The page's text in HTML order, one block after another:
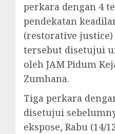
perkara dengan 4
pendekatan
(restorative
tersebut disetujui
oleh JAM Pidum
Zumhana.
Tiga perkara
disetujui
ekspose, Rabu (14/